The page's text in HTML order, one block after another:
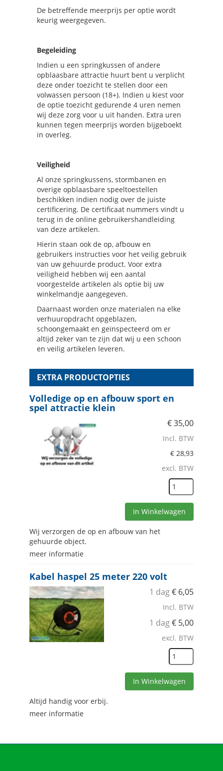
De betreffende meerprijs per optie wordt
keurig weergegeven.
Begeleiding
Indien u een springkussen of andere
opblaasbare attractie huurt bent u verplicht
deze onder toezicht te stellen door een
volwassen persoon (18+). Indien u kiest voor
de optie toezicht gedurende 4 uren nemen
wij deze zorg voor u uit handen. Extra uren
kunnen tegen meerprijs worden bijgeboekt
in overleg.
Veiligheid
Al onze springkussens, stormbanen en
overige opblaasbare speeltoestellen
beschikken indien nodig over de juiste
certificering. De certificaat nummers vindt u
terug in de online gebruikershandleiding
van deze artikelen.
Hierin staan ook de op, afbouw en
gebruikers instructies voor het veilig gebruik
van uw gehuurde product. Voor extra
veiligheid hebben wij een aantal
voorgestelde artikelen als optie bij uw
winkelmandje aangegeven.
Daarnaast worden onze materialen na elke
verhuuropdracht opgeblazen,
schoongemaakt en geïnspecteerd om er
altijd zeker van te zijn dat wij u een schoon
en veilig artikelen leveren.
EXTRA PRODUCTOPTIES
Volledige op en afbouw sport en
spel attractie klein
€35,00
Incl. BTW
€ 28,93
excl. BTW
In Winkelwagen
Wij verzorgen de op en afbouw van het
gehuurde object.
meer informatie
Kabel haspel 25 meter 220 volt
1 dag€ 6,05
Incl. BTW
1 dag€ 5,00
excl. BTW
In Winkelwagen
Altijd handig voor erbij.
meer informatie